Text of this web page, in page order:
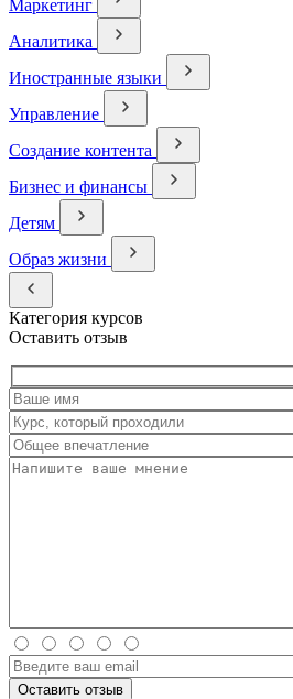
Маркетинг
Аналитика
Иностранные языки
Управление
Создание контента
Бизнес и финансы
Детям
Образ жизни
Категория курсов
Оставить отзыв